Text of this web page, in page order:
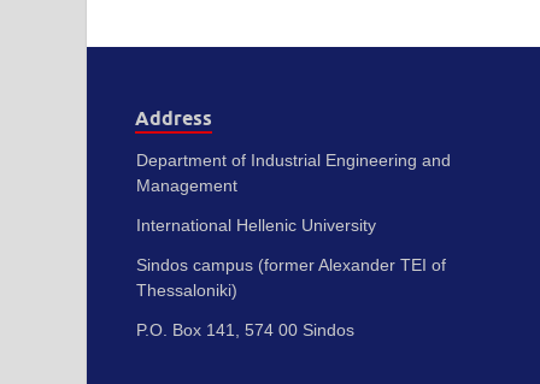
Address
Department of Industrial Engineering and
Management
International Hellenic University
Sindos campus (former Alexander TEI of
Thessaloniki)
P.O. Box 141, 574 00 Sindos